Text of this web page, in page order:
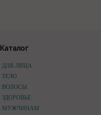
Каталог
ДЛЯ ЛИЦА
ТЕЛО
ВОЛОСЫ
ЗДОРОВЬЕ
МУЖЧИНАМ